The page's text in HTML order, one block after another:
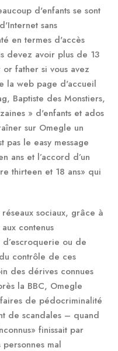
d'enfants se sont
sans
en termes d'accès
devez avoir plus de 13
or father si vous avez
la web page d'accueil
Baptiste des Monstiers,
» d'enfants et ados
sur Omegle un
pas le easy message
ans et l’accord d’un
thirteen et 18 ans» qui
sociaux, grâce à
contenus
ou de
contrôle de ces
des dérives connues
la BBC, Omegle
de pédocriminalité
de scandales – quand
finissait par
mal